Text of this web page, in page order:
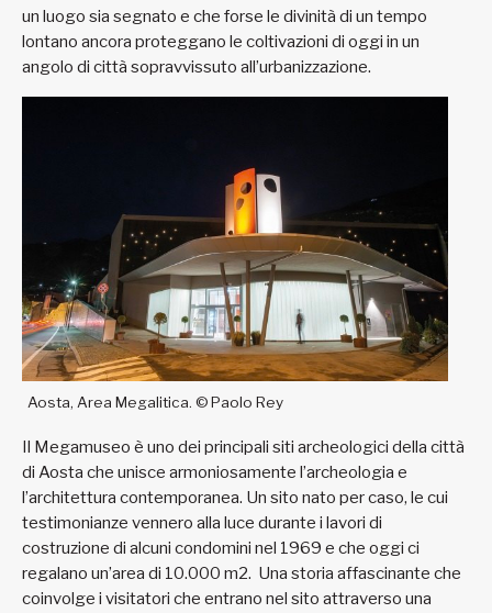
un luogo sia segnato e che forse le divinità di un tempo
lontano ancora proteggano le coltivazioni di oggi in un
angolo di città sopravvissuto all’urbanizzazione.
Aosta, Area Megalitica. © Paolo Rey
Il Megamuseo è uno dei principali siti archeologici della città
di Aosta che unisce armoniosamente l’archeologia e
l’architettura contemporanea. Un sito nato per caso, le cui
testimonianze vennero alla luce durante i lavori di
costruzione di alcuni condomini nel 1969 e che oggi ci
regalano un’area di 10.000 m2. Una storia affascinante che
coinvolge i visitatori che entrano nel sito attraverso una